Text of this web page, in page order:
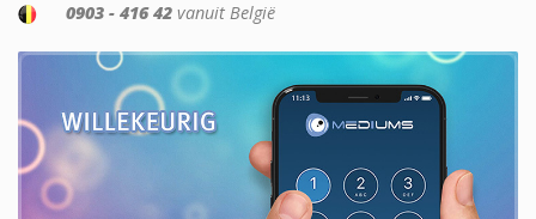
0903 - 416 42 vanuit België